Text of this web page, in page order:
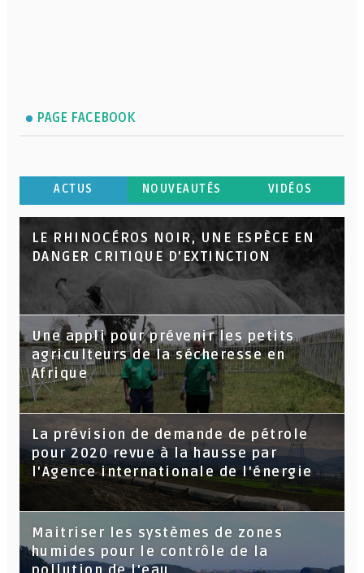
PAGE FACEBOOK
ACTUS NOUVEAUTÉS VIDÉOS
LE RHINOCÉROS NOIR, UNE ESPÈCE EN
DANGER CRITIQUE D’EXTINCTION
Une appli pour prévenir les petits
agriculteurs de la sécheresse en
Afrique
La prévision de demande de pétrole
pour 2020 revue à la hausse par
l'Agence internationale de l'énergie
Maitriser les systèmes de zones
humides pour le contrôle de la